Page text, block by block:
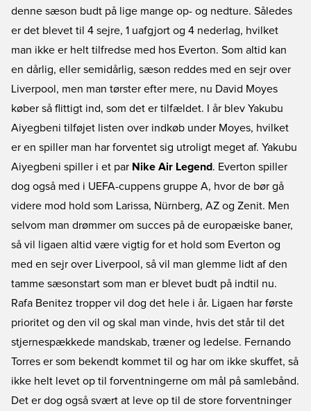
denne sæson budt på lige mange op- og nedture. Således
er det blevet til 4 sejre, 1 uafgjort og 4 nederlag, hvilket
man ikke er helt tilfredse med hos Everton. Som altid kan
en dårlig, eller semidårlig, sæson reddes med en sejr over
Liverpool, men man tørster efter mere, nu David Moyes
køber så flittigt ind, som det er tilfældet. I år blev Yakubu
Aiyegbeni tilføjet listen over indkøb under Moyes, hvilket
er en spiller man har forventet sig utroligt meget af. Yakubu
Aiyegbeni spiller i et par Nike Air Legend. Everton spiller
dog også med i UEFA-cuppens gruppe A, hvor de bør gå
videre mod hold som Larissa, Nürnberg, AZ og Zenit. Men
selvom man drømmer om succes på de europæiske baner,
så vil ligaen altid være vigtig for et hold som Everton og
med en sejr over Liverpool, så vil man glemme lidt af den
tamme sæsonstart som man er blevet budt på indtil nu.
Rafa Benitez tropper vil dog det hele i år. Ligaen har første
prioritet og den vil og skal man vinde, hvis det står til det
stjernespækkede mandskab, træner og ledelse. Fernando
Torres er som bekendt kommet til og har om ikke skuffet, så
ikke helt levet op til forventningerne om mål på samlebånd.
Det er dog også svært at leve op til de store forventninger